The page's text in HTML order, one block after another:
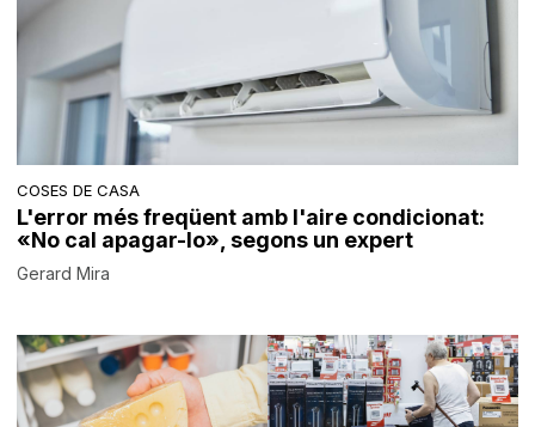
COSES DE CASA
L'error més freqüent amb l'aire condicionat:
«No cal apagar-lo», segons un expert
Gerard Mira